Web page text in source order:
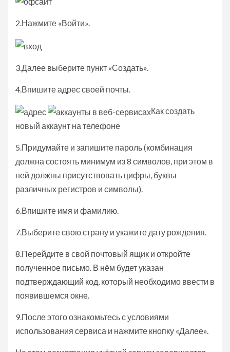
2.Нажмите «Войти».
3.Далее выберите пункт «Создать».
4.Впишите адрес своей почты.
Как создать
новый аккаунт на телефоне
5.Придумайте и запишите пароль (комбинация
должна состоять минимум из 8 символов, при этом в
ней должны присутствовать цифры, буквы
различных регистров и символы).
6.Впишите имя и фамилию.
7.Выберите свою страну и укажите дату рождения.
8.Перейдите в свой почтовый ящик и откройте
полученное письмо. В нём будет указан
подтверждающий код, который необходимо ввести в
появившемся окне.
9.После этого ознакомьтесь с условиями
использования сервиса и нажмите кнопку «Далее».